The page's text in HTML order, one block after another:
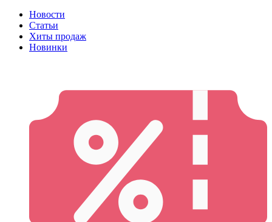
Новости
Статьи
Хиты продаж
Новинки